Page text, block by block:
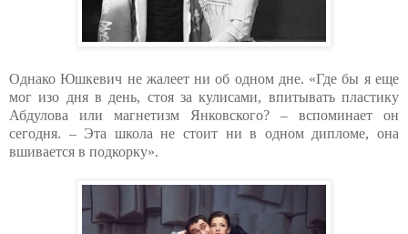
Однако Юшкевич не жалеет ни об одном дне. «Где бы я еще
мог изо дня в день, стоя за кулисами, впитывать пластику
Абдулова или магнетизм Янковского? – вспоминает он
сегодня. – Эта школа не стоит ни в одном дипломе, она
вшивается в подкорку».